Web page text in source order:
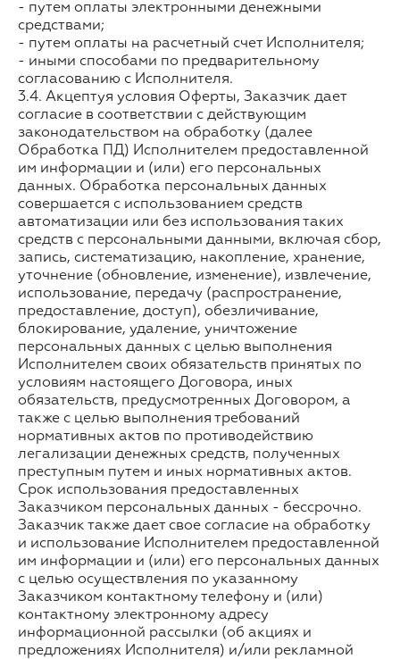
- путем оплаты электронными денежными
средствами;
- путем оплаты на расчетный счет Исполнителя;
- иными способами по предварительному
согласованию с Исполнителя.
3.4. Акцептуя условия Оферты, Заказчик дает
согласие в соответствии с действующим
законодательством на обработку (далее
Обработка ПД) Исполнителем предоставленной
им информации и (или) его персональных
данных. Обработка персональных данных
совершается с использованием средств
автоматизации или без использования таких
средств с персональными данными, включая сбор,
запись, систематизацию, накопление, хранение,
уточнение (обновление, изменение), извлечение,
использование, передачу (распространение,
предоставление, доступ), обезличивание,
блокирование, удаление, уничтожение
персональных данных с целью выполнения
Исполнителем своих обязательств принятых по
условиям настоящего Договора, иных
обязательств, предусмотренных Договором, а
также с целью выполнения требований
нормативных актов по противодействию
легализации денежных средств, полученных
преступным путем и иных нормативных актов.
Срок использования предоставленных
Заказчиком персональных данных - бессрочно.
Заказчик также дает свое согласие на обработку
и использование Исполнителем предоставленной
им информации и (или) его персональных данных
с целью осуществления по указанному
Заказчиком контактному телефону и (или)
контактному электронному адресу
информационной рассылки (об акциях и
предложениях Исполнителя) и/или рекламной